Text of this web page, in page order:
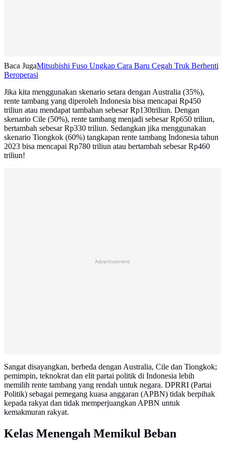
Baca JugaMitsubishi Fuso Ungkap Cara Baru Cegah Truk Berhenti
Beroperasi
Jika kita menggunakan skenario setara dengan Australia (35%),
rente tambang yang diperoleh Indonesia bisa mencapai Rp450
triliun atau mendapat tambahan sebesar Rp130triliun. Dengan
skenario Cile (50%), rente tambang menjadi sebesar Rp650 triliun,
bertambah sebesar Rp330 triliun. Sedangkan jika menggunakan
skenario Tiongkok (60%) tangkapan rente tambang Indonesia tahun
2023 bisa mencapai Rp780 triliun atau bertambah sebesar Rp460
triliun!
Advertisement
Sangat disayangkan, berbeda dengan Australia, Cile dan Tiongkok;
pemimpin, teknokrat dan elit partai politik di Indonesia lebih
memilih rente tambang yang rendah untuk negara. DPRRI (Partai
Politik) sebagai pemegang kuasa anggaran (APBN) tidak berpihak
kepada rakyat dan tidak memperjuangkan APBN untuk
kemakmuran rakyat.
Kelas Menengah Memikul Beban